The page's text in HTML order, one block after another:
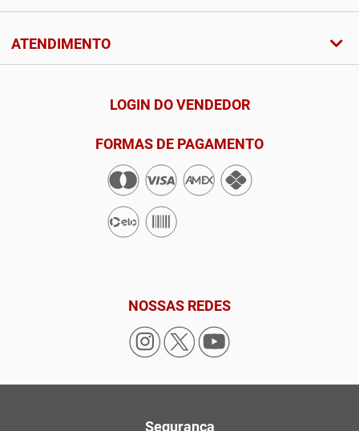
ATENDIMENTO
LOGIN DO VENDEDOR
FORMAS DE PAGAMENTO
NOSSAS REDES
Segurança